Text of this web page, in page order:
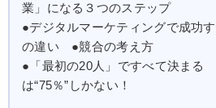
業」になる３つのステップ
●デジタルマーケティングで成功
の違い ●競合の考え方
●「最初の20人」ですべて決まる
は“75％”しかない！